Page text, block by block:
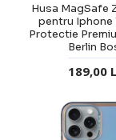
Husa MagSafe
pentru Iphone
Protectie
Berlin
189,00